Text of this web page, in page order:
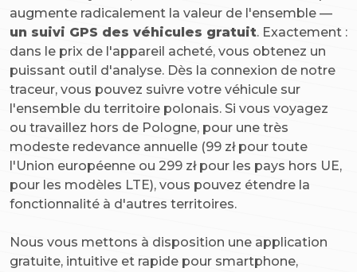
augmente radicalement la valeur de l'ensemble —
un suivi GPS des véhicules gratuit. Exactement :
dans le prix de l'appareil acheté, vous obtenez un
puissant outil d'analyse. Dès la connexion de notre
traceur, vous pouvez suivre votre véhicule sur
l'ensemble du territoire polonais. Si vous voyagez
ou travaillez hors de Pologne, pour une très
modeste redevance annuelle (99 zł pour toute
l'Union européenne ou 299 zł pour les pays hors UE,
pour les modèles LTE), vous pouvez étendre la
fonctionnalité à d'autres territoires.
Nous vous mettons à disposition une application
gratuite, intuitive et rapide pour smartphone,